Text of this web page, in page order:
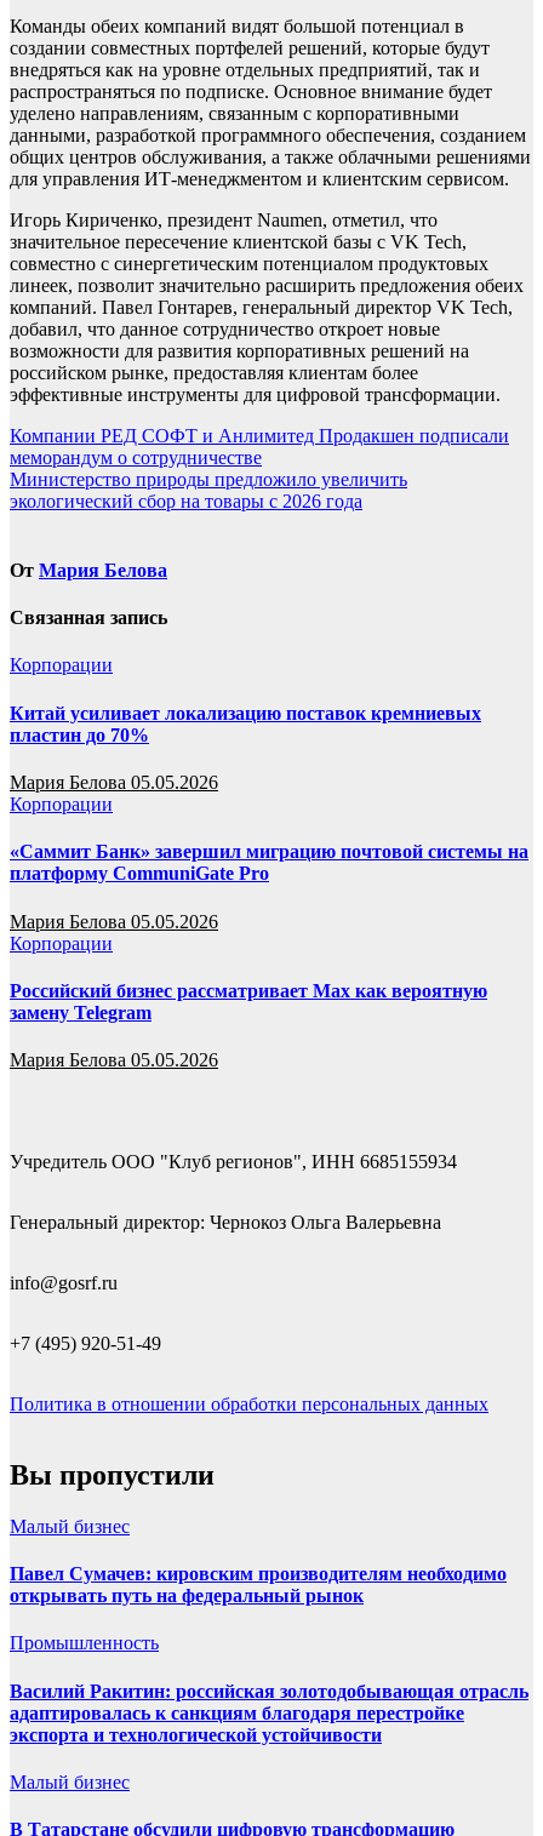
Команды обеих компаний видят большой потенциал в
создании совместных портфелей решений, которые будут
внедряться как на уровне отдельных предприятий, так и
распространяться по подписке. Основное внимание будет
уделено направлениям, связанным с корпоративными
данными, разработкой программного обеспечения, созданием
общих центров обслуживания, а также облачными решениями
для управления ИТ-менеджментом и клиентским сервисом.
Игорь Кириченко, президент Naumen, отметил, что
значительное пересечение клиентской базы с VK Tech,
совместно с синергетическим потенциалом продуктовых
линеек, позволит значительно расширить предложения обеих
компаний. Павел Гонтарев, генеральный директор VK Tech,
добавил, что данное сотрудничество откроет новые
возможности для развития корпоративных решений на
российском рынке, предоставляя клиентам более
эффективные инструменты для цифровой трансформации.
Навигация
по
записям
Компании РЕД СОФТ и Анлимитед Продакшен подписали
меморандум о сотрудничестве
Министерство природы предложило увеличить
экологический сбор на товары с 2026 года
От Мария Белова
Связанная запись
Корпорации
Китай усиливает локализацию поставок кремниевых
пластин до 70%
Мария Белова 05.05.2026
Корпорации
«Саммит Банк» завершил миграцию почтовой системы на
платформу CommuniGate Pro
Мария Белова 05.05.2026
Корпорации
Российский бизнес рассматривает Max как вероятную
замену Telegram
Мария Белова 05.05.2026
Учредитель ООО "Клуб регионов", ИНН 6685155934
Генеральный директор: Чернокоз Ольга Валерьевна
info@gosrf.ru
+7 (495) 920-51-49
Политика в отношении обработки персональных данных
Вы пропустили
Малый бизнес
Павел Сумачев: кировским производителям необходимо
открывать путь на федеральный рынок
Промышленность
Василий Ракитин: российская золотодобывающая отрасль
адаптировалась к санкциям благодаря перестройке
экспорта и технологической устойчивости
Малый бизнес
В Татарстане обсудили цифровую трансформацию